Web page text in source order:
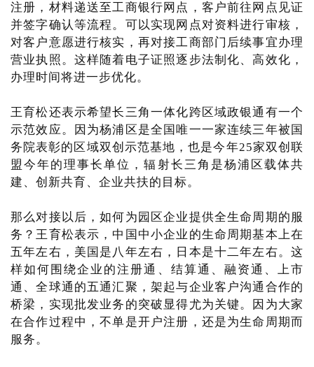
注册，材料递送至工商银行网点，客户前往网点见证
并签字确认等流程。可以实现网点对资料进行审核，
对客户意愿进行核实，再对接工商部门后续事宜办理
营业执照。这样随着电子证照逐步法制化、高效化，
办理时间将进一步优化。
王育松还表示希望长三角一体化跨区域政银通有一个
示范效应。因为杨浦区是全国唯一一家连续三年被国
务院表彰的区域双创示范基地，也是今年25家双创联
盟今年的理事长单位，辐射长三角是杨浦区载体共
建、创新共育、企业共扶的目标。
那么对接以后，如何为园区企业提供全生命周期的服
务？王育松表示，中国中小企业的生命周期基本上在
五年左右，美国是八年左右，日本是十二年左右。这
样如何围绕企业的注册通、结算通、融资通、上市
通、全球通的五通汇聚，架起与企业客户沟通合作的
桥梁，实现批发业务的突破显得尤为关键。因为大家
在合作过程中，不单是开户注册，还是为生命周期而
服务。